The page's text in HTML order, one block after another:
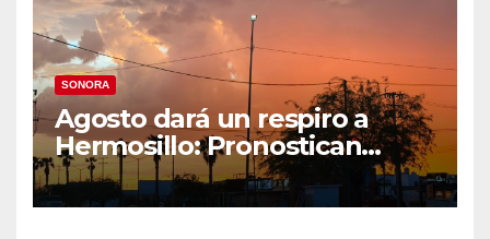
SONORA
Agosto dará un respiro a
Hermosillo: Pronostican
semana lluviosa y
temperaturas de hasta 34°C